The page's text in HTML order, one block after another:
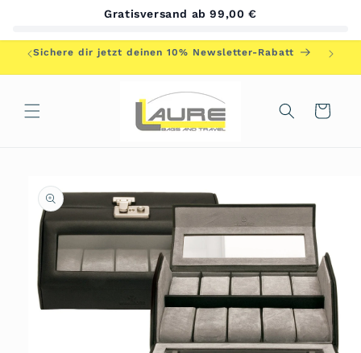
Sichere dir jetzt deinen 10% Newsletter-Rabatt
Warenkorb
Gratisversand ab 99,00 €